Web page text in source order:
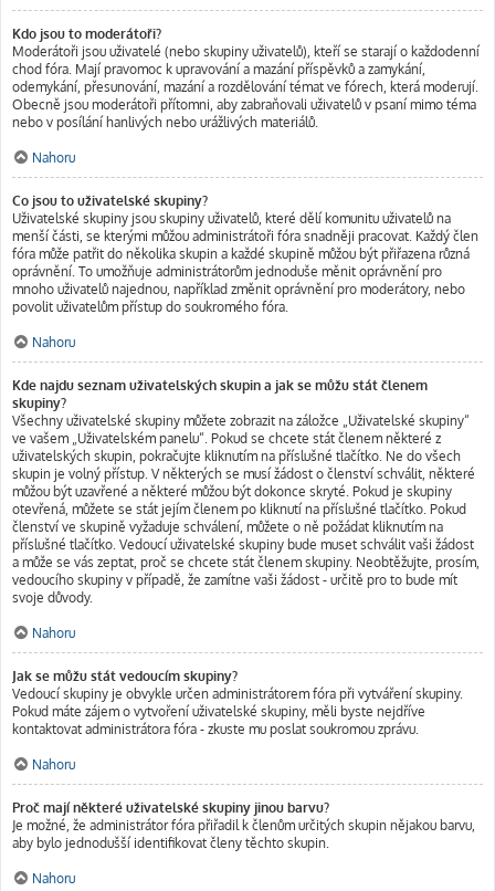
Kdo jsou to moderátoři?
Moderátoři jsou uživatelé (nebo skupiny uživatelů), kteří se starají o každodenní
chod fóra. Mají pravomoc k upravování a mazání příspěvků a zamykání,
odemykání, přesunování, mazání a rozdělování témat ve fórech, která moderují.
Obecně jsou moderátoři přítomni, aby zabraňovali uživatelů v psaní mimo téma
nebo v posílání hanlivých nebo urážlivých materiálů.
Nahoru
Co jsou to uživatelské skupiny?
Uživatelské skupiny jsou skupiny uživatelů, které dělí komunitu uživatelů na
menší části, se kterými můžou administrátoři fóra snadněji pracovat. Každý člen
fóra může patřit do několika skupin a každé skupině můžou být přiřazena různá
oprávnění. To umožňuje administrátorům jednoduše měnit oprávnění pro
mnoho uživatelů najednou, například změnit oprávnění pro moderátory, nebo
povolit uživatelům přístup do soukromého fóra.
Nahoru
Kde najdu seznam uživatelských skupin a jak se můžu stát členem
skupiny?
Všechny uživatelské skupiny můžete zobrazit na záložce „Uživatelské skupiny“
ve vašem „Uživatelském panelu“. Pokud se chcete stát členem některé z
uživatelských skupin, pokračujte kliknutím na příslušné tlačítko. Ne do všech
skupin je volný přístup. V některých se musí žádost o členství schválit, některé
můžou být uzavřené a některé můžou být dokonce skryté. Pokud je skupiny
otevřená, můžete se stát jejím členem po kliknutí na příslušné tlačítko. Pokud
členství ve skupině vyžaduje schválení, můžete o ně požádat kliknutím na
příslušné tlačítko. Vedoucí uživatelské skupiny bude muset schválit vaši žádost
a může se vás zeptat, proč se chcete stát členem skupiny. Neobtěžujte, prosím,
vedoucího skupiny v případě, že zamítne vaši žádost - určitě pro to bude mít
svoje důvody.
Nahoru
Jak se můžu stát vedoucím skupiny?
Vedoucí skupiny je obvykle určen administrátorem fóra při vytváření skupiny.
Pokud máte zájem o vytvoření uživatelské skupiny, měli byste nejdříve
kontaktovat administrátora fóra - zkuste mu poslat soukromou zprávu.
Nahoru
Proč mají některé uživatelské skupiny jinou barvu?
Je možné, že administrátor fóra přiřadil k členům určitých skupin nějakou barvu,
aby bylo jednodušší identifikovat členy těchto skupin.
Nahoru